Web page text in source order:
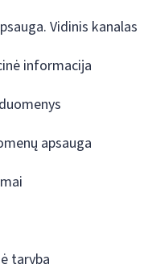
Vidinis kanalas
informacija
apsauga
taryba